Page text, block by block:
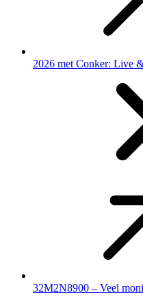
2026 met Conker: Live
32M2N8900 – Veel